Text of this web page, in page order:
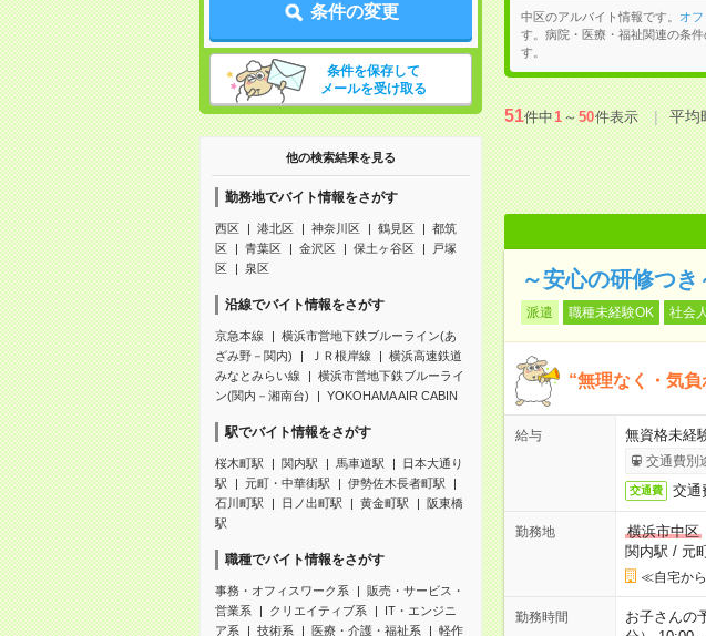
条件の変更
条件を保存して
メールを受け取る
他の検索結果を見る
勤務地でバイト情報をさがす
西区 港北区 神奈川区 鶴見区
都筑
区
青葉区 金沢区 保土ヶ谷区
戸塚
区
泉区
沿線でバイト情報をさがす
京急本線
横浜市営地下鉄ブルーライン(あ
ざみ野－関内)
ＪＲ根岸線
横浜高速鉄道
みなとみらい線
横浜市営地下鉄ブルーライ
ン(関内－湘南台)
YOKOHAMA AIR CABIN
駅でバイト情報をさがす
桜木町駅 関内駅 馬車道駅
日本大通り
駅
元町・中華街駅
伊勢佐木長者町駅
石川町駅
日ノ出町駅 黄金町駅
阪東橋
駅
職種でバイト情報をさがす
事務・オフィスワーク系
販売・サービス・
営業系
クリエイティブ系
IT・エンジニ
ア系
技術系 医療・介護・福祉系
軽作
中区のアルバイト情報です。 オ
す。病院・医療・福祉関連の条件
す。
51件中1～50件表示 平均
～安心の研修つ
派遣 職種未経験OK 社会
“無理なく・気
給与 無資格未経
交通費別
交通費 交通
勤務地
横浜市中区
関内駅 / 元
≪自宅か
勤務時間
お子さんの